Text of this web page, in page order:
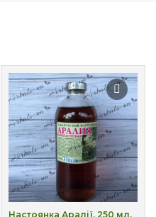
Настоянка Аралії, 250 мл.